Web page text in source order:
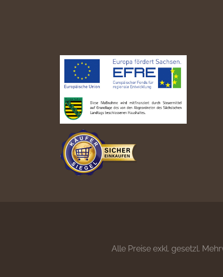
Alle Preise exkl. gesetzl.